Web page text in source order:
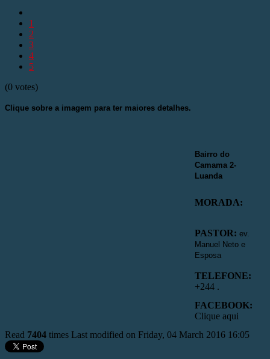
1
2
3
4
5
(0 votes)
Clique sobre a imagem para ter maiores detalhes.
Bairro do
Camama 2-
Luanda
MORADA:
PASTOR: ev.
Manuel Neto e
Esposa
TELEFONE:
+244 .
FACEBOOK:
Clique aqui
Read 7404 times Last modified on Friday, 04 March 2016 16:05